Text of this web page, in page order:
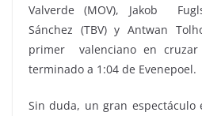
Valverde (MOV), Jakob
Sánchez (TBV) y Antwan
primer valenciano en
terminado a 1:04 de Evenepoel.
Sin duda, un gran espectáculo